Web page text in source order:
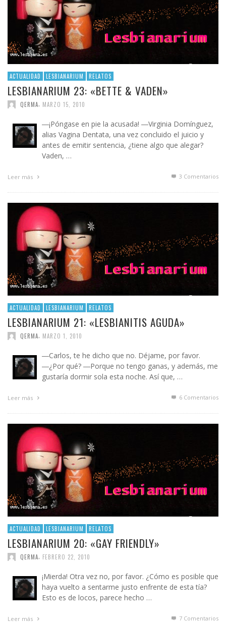
ACTUALIDAD LESBIANARIUM RELATOS
LESBIANARIUM 23: «BETTE & VADEN»
QERMA MARZO 15, 2010
―¡Póngase en pie la acusada! ―Virginia Domínguez,
alias Vagina Dentata, una vez concluido el juicio y
antes de emitir sentencia, ¿tiene algo que alegar?
Vaden, …
Leer más 3 Comentarios
ACTUALIDAD LESBIANARIUM RELATOS
LESBIANARIUM 21: «LESBIANITIS AGUDA»
QERMA MARZO 1, 2010
―Carlos, te he dicho que no. Déjame, por favor.
―¿Por qué? ―Porque no tengo ganas, y además, me
gustaría dormir sola esta noche. Así que, …
Leer más 6 Comentarios
ACTUALIDAD LESBIANARIUM RELATOS
LESBIANARIUM 20: «GAY FRIENDLY»
QERMA FEBRERO 22, 2010
¡Mierda! Otra vez no, por favor. ¿Cómo es posible que
haya vuelto a sentarme justo enfrente de esta tía?
Esto es de locos, parece hecho …
Leer más 7 Comentarios